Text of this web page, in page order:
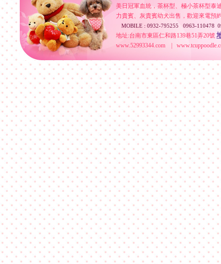
美日冠軍血統，茶杯型、極小茶杯型泰
力貴賓、灰貴賓幼犬出售，歡迎來電預
MOBILE : 0932-795255 0963-110478
地址:台南市東區仁和路139巷51弄20號
www.52993344.com |